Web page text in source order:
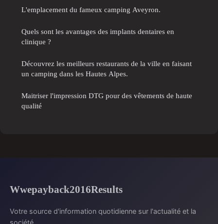
L'emplacement du fameux camping Aveyron.
Quels sont les avantages des implants dentaires en
clinique ?
Découvrez les meilleurs restaurants de la ville en faisant
un camping dans les Hautes Alpes.
Maitriser l'impression DTG pour des vêtements de haute
qualité
Wwepayback2016Results
Votre source d'information quotidienne sur l'actualité et la
société